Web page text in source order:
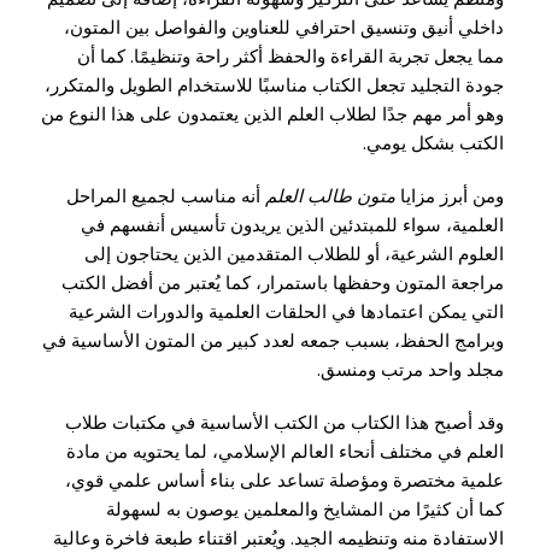
داخلي أنيق وتنسيق احترافي للعناوين والفواصل بين المتون،
مما يجعل تجربة القراءة والحفظ أكثر راحة وتنظيمًا. كما أن
جودة التجليد تجعل الكتاب مناسبًا للاستخدام الطويل والمتكرر،
وهو أمر مهم جدًا لطلاب العلم الذين يعتمدون على هذا النوع من
الكتب بشكل يومي.
ومن أبرز مزايا متون طالب العلم أنه مناسب لجميع المراحل
العلمية، سواء للمبتدئين الذين يريدون تأسيس أنفسهم في
العلوم الشرعية، أو للطلاب المتقدمين الذين يحتاجون إلى
مراجعة المتون وحفظها باستمرار، كما يُعتبر من أفضل الكتب
التي يمكن اعتمادها في الحلقات العلمية والدورات الشرعية
وبرامج الحفظ، بسبب جمعه لعدد كبير من المتون الأساسية في
مجلد واحد مرتب ومنسق.
وقد أصبح هذا الكتاب من الكتب الأساسية في مكتبات طلاب
العلم في مختلف أنحاء العالم الإسلامي، لما يحتويه من مادة
علمية مختصرة ومؤصلة تساعد على بناء أساس علمي قوي،
كما أن كثيرًا من المشايخ والمعلمين يوصون به لسهولة
الاستفادة منه وتنظيمه الجيد. ويُعتبر اقتناء طبعة فاخرة وعالية